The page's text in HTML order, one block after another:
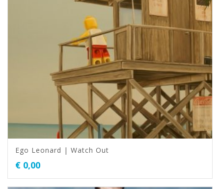
Ego Leonard | Watch Out
€ 0,00